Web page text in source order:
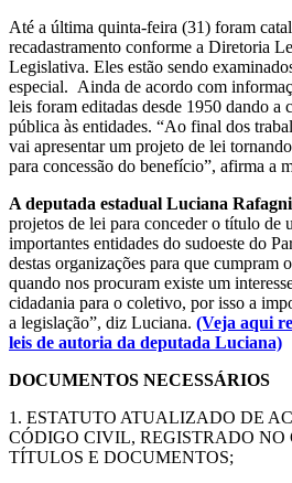
Até a última quinta-feira (31) foram
recadastramento conforme a Diretoria
Legislativa. Eles estão sendo
especial. Ainda de acordo com
leis foram editadas desde 1950 dando a
pública às entidades. “Ao final dos
vai apresentar um projeto de lei
para concessão do benefício”, afirma a
A deputada estadual Luciana
projetos de lei para conceder o título de
importantes entidades do sudoeste do
destas organizações para que cumpram
quando nos procuram existe um
cidadania para o coletivo, por isso a
a legislação”, diz Luciana. (Veja aqui
leis de autoria da deputada Luciana)
DOCUMENTOS NECESSÁRIOS
1. ESTATUTO ATUALIZADO DE
CÓDIGO CIVIL, REGISTRADO NO
TÍTULOS E DOCUMENTOS;